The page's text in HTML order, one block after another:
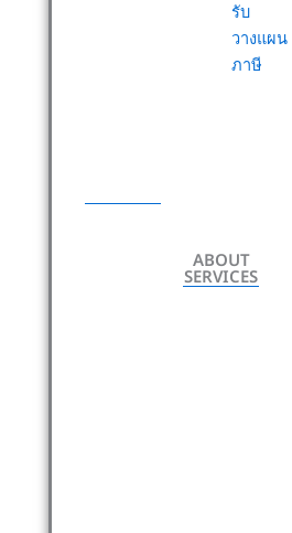
รับ
วางแผน
ภาษี
ABOUT
SERVICES